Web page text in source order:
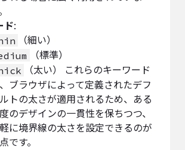
ド:
（細い）
（標準）
（太い） これらのキーワード
ブラウザによって定義されたデフ
トの太さが適用されるため、ある
のデザインの一貫性を保ちつつ、
に境界線の太さを設定できるのが
です。